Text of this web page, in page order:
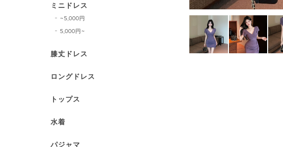
ミニドレス
~5,000円
5,000円~
膝丈ドレス
ロングドレス
トップス
水着
パジャマ